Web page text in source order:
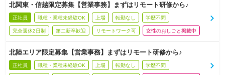
北関東・信越限定募集【営業事務】まずはリモート研修から♪
正社員 職種・業種未経験OK 上場 転勤なし 学歴不問
完全週休2日制 第二新卒歓迎 リモートワーク可 女性のおしごと掲載中
北陸エリア限定募集【営業事務】まずはリモート研修から♪
正社員 職種・業種未経験OK 上場 転勤なし 学歴不問